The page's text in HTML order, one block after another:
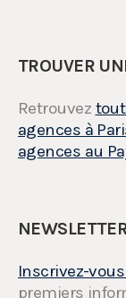
TROUVER
Retrouvez
agences à
agences au
Inscrivez-
premiers